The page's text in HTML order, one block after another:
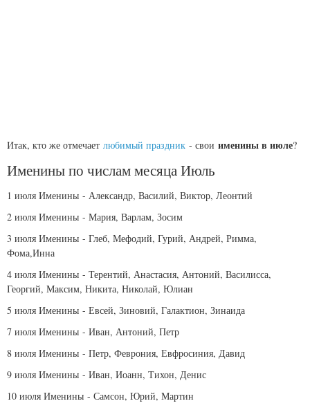
Итак, кто же отмечает любимый праздник - свои именины в июле?
Именины по числам месяца Июль
1 июля Именины - Александр, Василий, Виктор, Леонтий
2 июля Именины - Мария, Варлам, Зосим
3 июля Именины - Глеб, Мефодий, Гурий, Андрей, Римма,
Фома,Инна
4 июля Именины - Терентий, Анастасия, Антоний, Василисса,
Георгий, Максим, Никита, Николай, Юлиан
5 июля Именины - Евсей, Зиновий, Галактион, Зинаида
7 июля Именины - Иван, Антоний, Петр
8 июля Именины - Петр, Феврония, Евфросиния, Давид
9 июля Именины - Иван, Иоанн, Тихон, Денис
10 июля Именины - Самсон, Юрий, Мартин